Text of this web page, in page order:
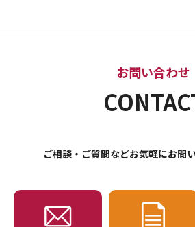
お問い合わせ
ご相談・ご質問などお気軽にお問